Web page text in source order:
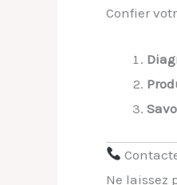
Confier
Ne laissez